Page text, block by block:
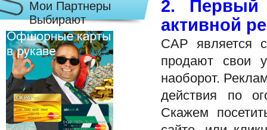
Мои Партнеры
Выбирают
2. Первый
активной
САР является
продают свои
наоборот.
действия по
Скажем